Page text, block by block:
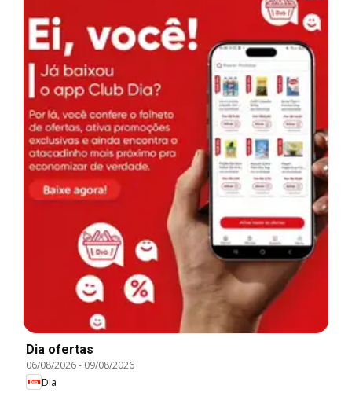
Dia ofertas
06/08/2026- 09/08/2026
Dia